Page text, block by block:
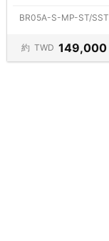
BR05A-S-MP-ST/SST
約 TWD 149,000